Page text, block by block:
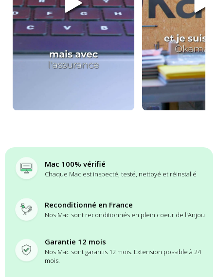
Mac 100% vérifié
Chaque Mac est inspecté, testé, nettoyé et réinstallé
Reconditionné en France
Nos Mac sont reconditionnés en plein coeur de l'Anjou
Garantie 12 mois
Nos Mac sont garantis 12 mois. Extension possible à 24
mois.